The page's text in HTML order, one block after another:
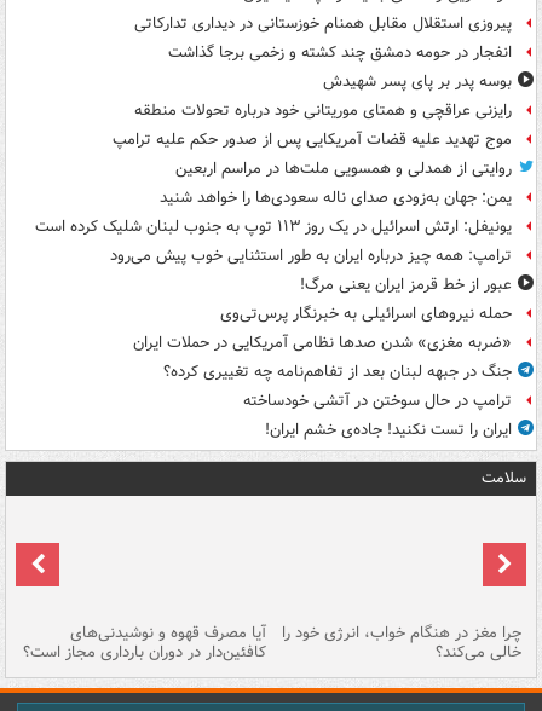
پیروزی استقلال مقابل همنام خوزستانی در دیداری تدارکاتی
انفجار در حومه دمشق چند کشته و زخمی برجا گذاشت
بوسه‌ پدر بر پای پسر شهیدش
رایزنی عراقچی و همتای موریتانی خود درباره تحولات منطقه
موج تهدید علیه قضات آمریکایی پس از صدور حکم علیه ترامپ
روایتی از همدلی و همسویی ملت‌ها در مراسم اربعین
یمن: جهان به‌زودی صدای ناله سعودی‌ها را خواهد شنید
یونیفل: ارتش اسرائیل در یک روز ۱۱۳ توپ به جنوب لبنان شلیک کرده است
ترامپ: همه چیز درباره ایران به طور استثنایی خوب پیش می‌رود
عبور از خط قرمز ایران یعنی مرگ!
حمله نیروهای اسرائیلی به خبرنگار پرس‌تی‌وی
«ضربه مغزی» شدن صدها نظامی آمریکایی در حملات ایران
جنگ در جبهه لبنان بعد از تفاهم‌نامه چه تغییری کرده؟
ترامپ در حال سوختن در آتشی خودساخته
ایران را تست نکنید! جاده‌ی خشم ایران!
سلامت
چرا مغز در هنگام خواب، انرژی خود را
خالی می‌کند؟
آیا مصرف قهوه و نوشیدنی‌های
کافئین‌دار در دوران بارداری مجاز است؟